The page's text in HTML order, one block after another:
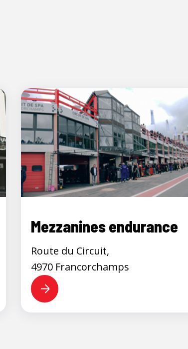
Mezzanines endurance
Route du Circuit,
4970 Francorchamps